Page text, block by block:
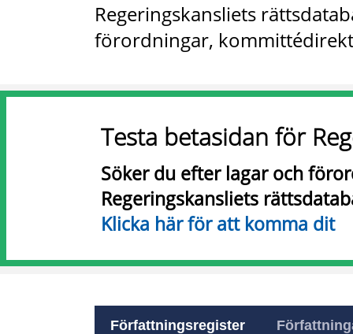
Regeringskansliets
förordningar,
Testa betasidan för
Söker du efter lagar och
Regeringskansliets
Klicka här för att komma dit
Författningsregister